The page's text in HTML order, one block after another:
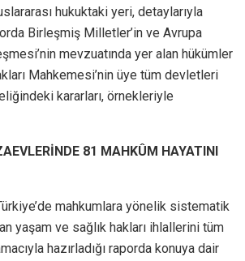
hukuktaki yeri, detaylarıyla
Birleşmiş Milletler’in ve Avrupa
mevzuatında yer alan hükümler
Mahkemesi’nin üye tüm devletleri
kararları, örnekleriyle
81 MAHKÛM HAYATINI
mahkumlara yönelik sistematik
yaşam ve sağlık hakları ihlallerini tüm
hazırladığı raporda konuya dair